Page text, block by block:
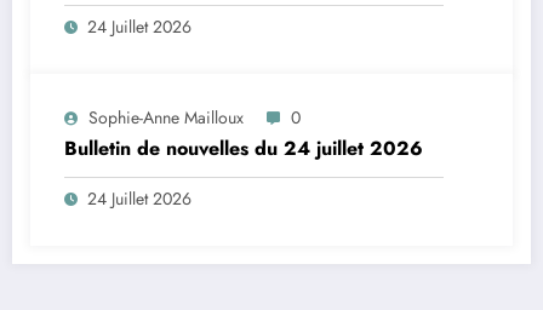
24 Juillet 2026
Sophie-Anne Mailloux 0
Bulletin de nouvelles du 24 juillet 2026
24 Juillet 2026